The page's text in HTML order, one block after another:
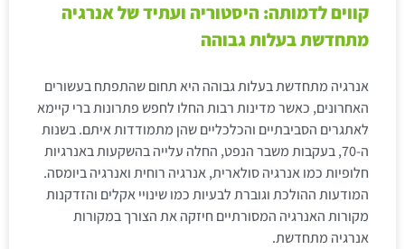
קווים לדמותה: היסטוריה ועתיד של אנרגיה
מתחדשת בעלות גבוהה
אנרגיה מתחדשת בעלות גבוהה היא תחום שהתפתח בעשורים
האחרונים, כאשר מדינות רבות החלו לחפש פתרונות ברי קיימא
לאתגרים הסביבתיים והכלכליים שהן מתמודדות איתם. בשנות
ה-70, בעקבות משבר הנפט, החלה עלייה בהשקעות באנרגיות
חלופיות כמו אנרגיה סולארית, אנרגיה רוחית ואנרגיה ביומסה.
המודעות ההולכת וגוברת לבעיות כמו שינויי אקלים והזדקנות
מקורות האנרגיה המסורתיים חיזקה את הצורך במקורות
אנרגיה מתחדשת.